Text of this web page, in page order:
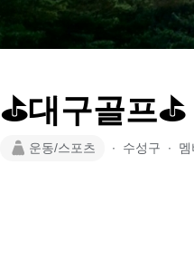
⛳대구골프
운동/스포츠 ∙ 수성구 ∙ 멤